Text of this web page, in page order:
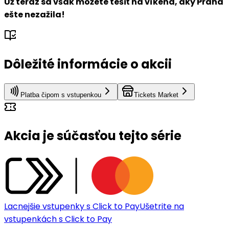
ešte nezažila!
Dôležité informácie o akcii
Platba čipom s vstupenkou Tickets Market
Akcia je súčasťou tejto série
Lacnejšie vstupenky s Click to PayUšetrite na
vstupenkách s Click to Pay